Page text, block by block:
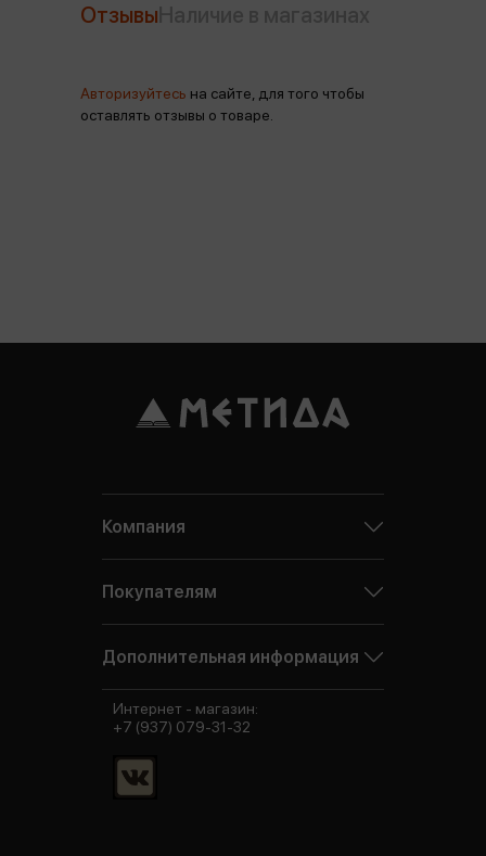
Отзывы
Авторизуйтесь на сайте, для того чтобы
оставлять отзывы о товаре.
Компания
Покупателям
Дополнительная информация
Интернет - магазин:
+7 (937) 079-31-32